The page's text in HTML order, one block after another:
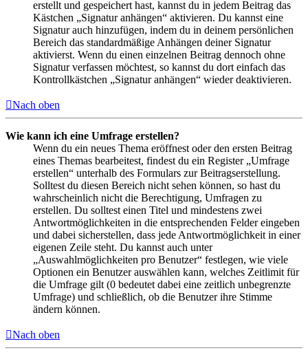
erstellt und gespeichert hast, kannst du in jedem Beitrag das
Kästchen „Signatur anhängen“ aktivieren. Du kannst eine
Signatur auch hinzufügen, indem du in deinem persönlichen
Bereich das standardmäßige Anhängen deiner Signatur
aktivierst. Wenn du einen einzelnen Beitrag dennoch ohne
Signatur verfassen möchtest, so kannst du dort einfach das
Kontrollkästchen „Signatur anhängen“ wieder deaktivieren.
Nach oben
Wie kann ich eine Umfrage erstellen?
Wenn du ein neues Thema eröffnest oder den ersten Beitrag
eines Themas bearbeitest, findest du ein Register „Umfrage
erstellen“ unterhalb des Formulars zur Beitragserstellung.
Solltest du diesen Bereich nicht sehen können, so hast du
wahrscheinlich nicht die Berechtigung, Umfragen zu
erstellen. Du solltest einen Titel und mindestens zwei
Antwortmöglichkeiten in die entsprechenden Felder eingeben
und dabei sicherstellen, dass jede Antwortmöglichkeit in einer
eigenen Zeile steht. Du kannst auch unter
„Auswahlmöglichkeiten pro Benutzer“ festlegen, wie viele
Optionen ein Benutzer auswählen kann, welches Zeitlimit für
die Umfrage gilt (0 bedeutet dabei eine zeitlich unbegrenzte
Umfrage) und schließlich, ob die Benutzer ihre Stimme
ändern können.
Nach oben